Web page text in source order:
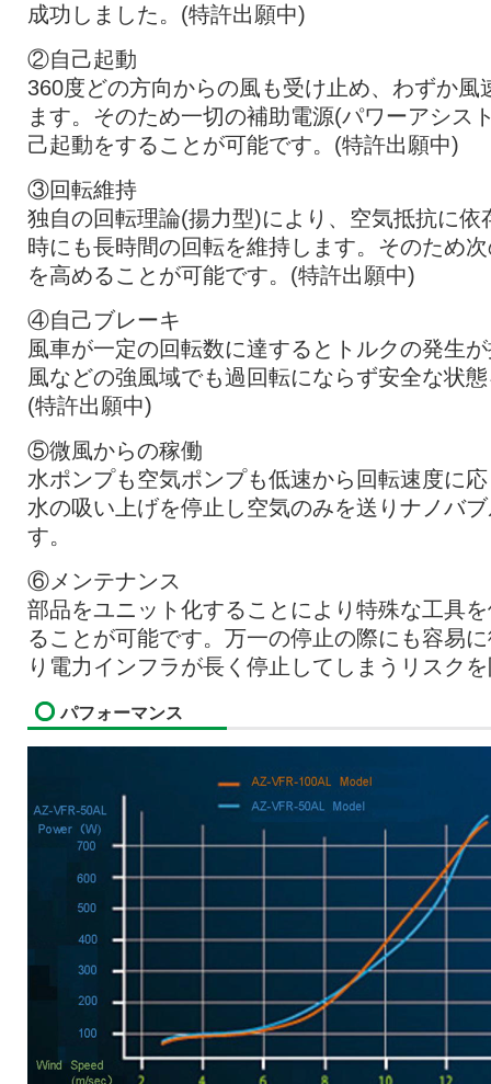
成功しました。(特許出願中)
②自己起動
360度どの方向からの風も受け止め、わずか
ます。そのため一切の補助電源(パワーアシス
己起動をすることが可能です。(特許出願中)
③回転維持
独自の回転理論(揚力型)により、空気抵抗に
時にも長時間の回転を維持します。そのため
を高めることが可能です。(特許出願中)
④自己ブレーキ
風車が一定の回転数に達するとトルクの発生
風などの強風域でも過回転にならず安全な状
(特許出願中)
⑤微風からの稼働
水ポンプも空気ポンプも低速から回転速度に
水の吸い上げを停止し空気のみを送りナノバ
す。
⑥メンテナンス
部品をユニット化することにより特殊な工具
ることが可能です。万一の停止の際にも容易
り電力インフラが長く停止してしまうリスク
パフォーマンス